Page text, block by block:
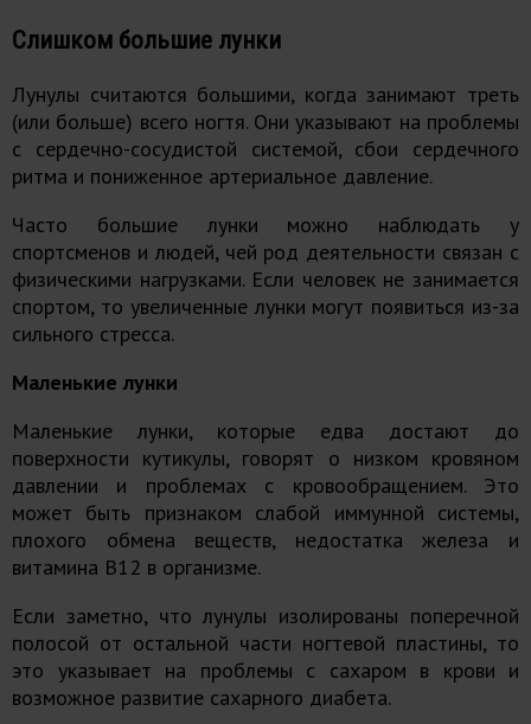
Слишком большие лунки
Лунулы считаются большими, когда занимают треть
(или больше) всего ногтя. Они указывают на проблемы
с сердечно-сосудистой системой, сбои сердечного
ритма и пониженное артериальное давление.
Часто большие лунки можно наблюдать у
спортсменов и людей, чей род деятельности связан с
физическими нагрузками. Если человек не занимается
спортом, то увеличенные лунки могут появиться из-за
сильного стресса.
Маленькие лунки
Маленькие лунки, которые едва достают до
поверхности кутикулы, говорят о низком кровяном
давлении и проблемах с кровообращением. Это
может быть признаком слабой иммунной системы,
плохого обмена веществ, недостатка железа и
витамина В12 в организме.
Если заметно, что лунулы изолированы поперечной
полосой от остальной части ногтевой пластины, то
это указывает на проблемы с сахаром в крови и
возможное развитие сахарного диабета.